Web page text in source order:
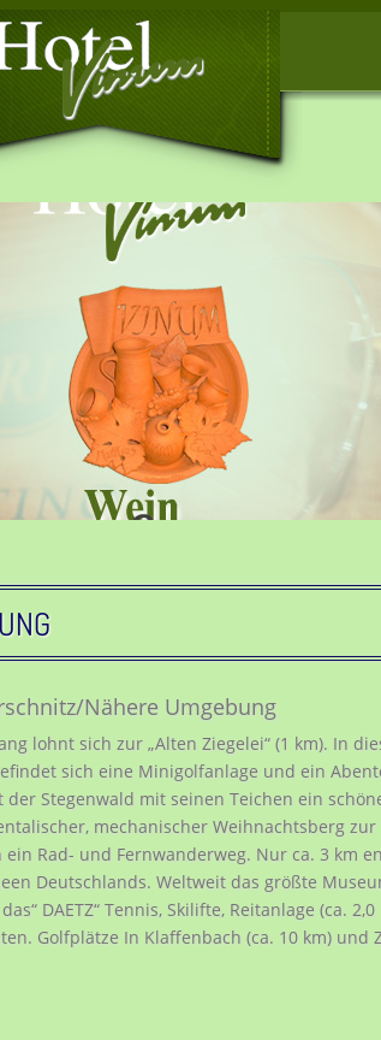
Nähere Umgebung
lohnt sich zur „Alten Ziegelei“ (1 km). In
sich eine Minigolfanlage und ein
der Stegenwald mit seinen Teichen ein
mechanischer Weihnachtsberg
ein Rad- und Fernwanderweg. Nur ca. 3 km
Deutschlands. Weltweit das größte
DAETZ“ Tennis, Skilifte, Reitanlage (ca.
Golfplätze In Klaffenbach (ca. 10 km) und